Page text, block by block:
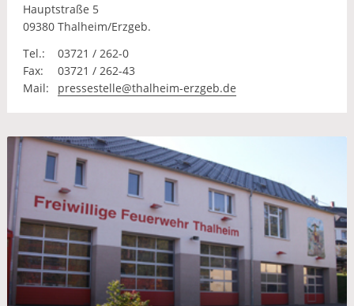
Hauptstraße 5
09380 Thalheim/Erzgeb.
Tel.:
03721 / 262-0
Fax:
03721 / 262-43
Mail:
pressestelle@thalheim-erzgeb.de